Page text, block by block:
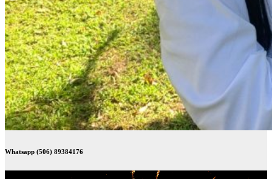
Whatsapp (506) 89384176